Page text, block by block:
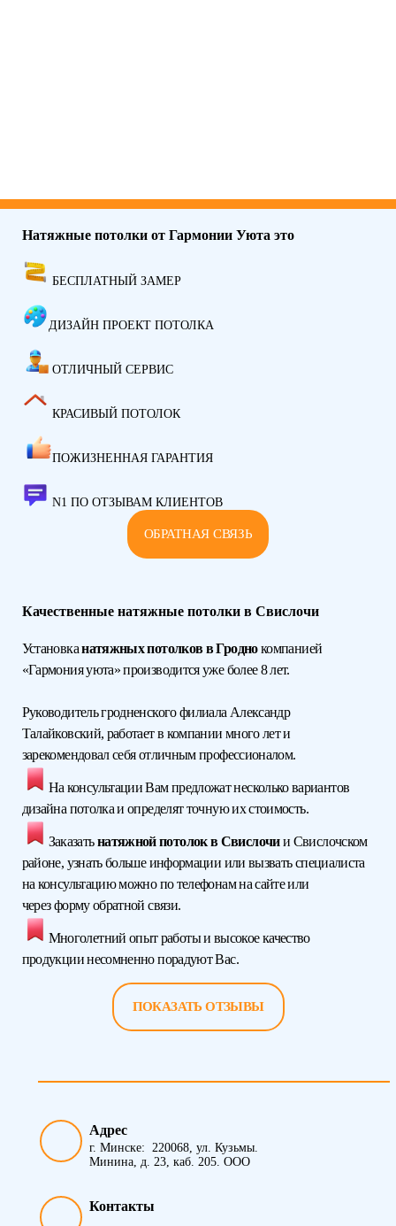
Натяжные потолки от Гармонии Уюта это
БЕСПЛАТНЫЙ ЗАМЕР
ДИЗАЙН ПРОЕКТ ПОТОЛКА
ОТЛИЧНЫЙ СЕРВИС
КРАСИВЫЙ ПОТОЛОК
ПОЖИЗНЕННАЯ ГАРАНТИЯ
N1 ПО ОТЗЫВАМ КЛИЕНТОВ
ОБРАТНАЯ СВЯЗЬ
Качественные натяжные потолки в Свислочи
Установканатяжных потолков в Гроднокомпанией
«Гармония уюта» производится уже более 8 лет.
Руководитель гродненского филиала Александр
Талайковский, работает в компании много лет и
зарекомендовал себя отличным профессионалом.
На консультации Вам предложат несколько вариантов
дизайна потолка и определят точную их стоимость.
Заказатьнатяжной потолок в Свислочии Свислочском
районе, узнать больше информации или вызвать специалиста
на консультацию можно по телефонам на сайте или
через форму обратной связи.
Многолетний опыт работы и высокое качество
продукции несомненно порадуют Вас.
ПОКАЗАТЬ ОТЗЫВЫ
Адрес
г. Минске: 220068, ул. Кузьмы.
Минина, д. 23, каб. 205. ООО
Контакты